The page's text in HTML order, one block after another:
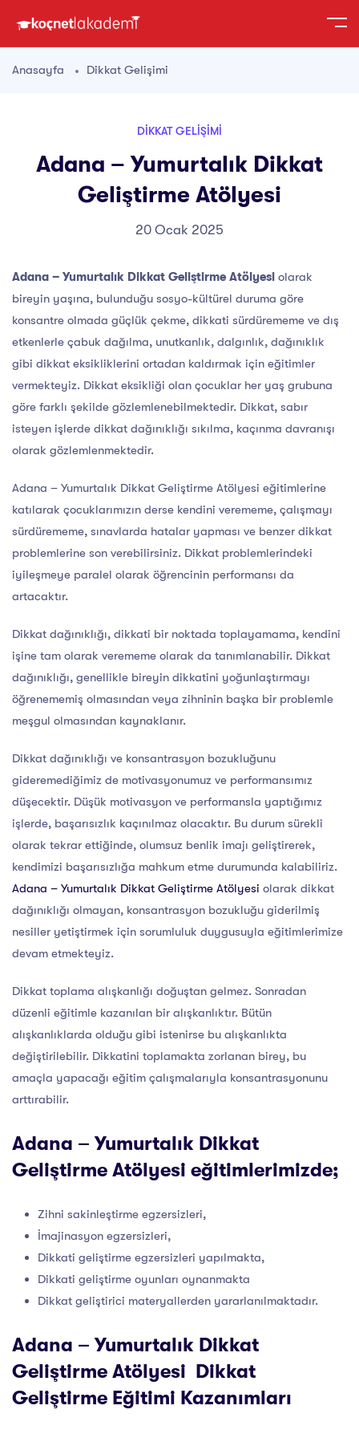
Anasayfa Dikkat Gelişimi
DIKKAT GELIŞIMI
Adana – Yumurtalık Dikkat
Geliştirme Atölyesi
20 Ocak 2025
Adana – Yumurtalık Dikkat Geliştirme Atölyesi olarak
bireyin yaşına, bulunduğu sosyo-kültürel duruma göre
konsantre olmada güçlük çekme, dikkati sürdürememe ve dış
etkenlerle çabuk dağılma, unutkanlık, dalgınlık, dağınıklık
gibi dikkat eksikliklerini ortadan kaldırmak için eğitimler
vermekteyiz. Dikkat eksikliği olan çocuklar her yaş grubuna
göre farklı şekilde gözlemlenebilmektedir. Dikkat, sabır
isteyen işlerde dikkat dağınıklığı sıkılma, kaçınma davranışı
olarak gözlemlenmektedir.
Adana – Yumurtalık Dikkat Geliştirme Atölyesi eğitimlerine
katılarak çocuklarımızın derse kendini verememe, çalışmayı
sürdürememe, sınavlarda hatalar yapması ve benzer dikkat
problemlerine son verebilirsiniz. Dikkat problemlerindeki
iyileşmeye paralel olarak öğrencinin performansı da
artacaktır.
Dikkat dağınıklığı, dikkati bir noktada toplayamama, kendini
işine tam olarak verememe olarak da tanımlanabilir. Dikkat
dağınıklığı, genellikle bireyin dikkatini yoğunlaştırmayı
öğrenememiş olmasından veya zihninin başka bir problemle
meşgul olmasından kaynaklanır.
Dikkat dağınıklığı ve konsantrasyon bozukluğunu
gideremediğimiz de motivasyonumuz ve performansımız
düşecektir. Düşük motivasyon ve performansla yaptığımız
işlerde, başarısızlık kaçınılmaz olacaktır. Bu durum sürekli
olarak tekrar ettiğinde, olumsuz benlik imajı geliştirerek,
kendimizi başarısızlığa mahkum etme durumunda kalabiliriz.
Adana – Yumurtalık Dikkat Geliştirme Atölyesi olarak dikkat
dağınıklığı olmayan, konsantrasyon bozukluğu giderilmiş
nesiller yetiştirmek için sorumluluk duygusuyla eğitimlerimize
devam etmekteyiz.
Dikkat toplama alışkanlığı doğuştan gelmez. Sonradan
düzenli eğitimle kazanılan bir alışkanlıktır. Bütün
alışkanlıklarda olduğu gibi istenirse bu alışkanlıkta
değiştirilebilir. Dikkatini toplamakta zorlanan birey, bu
amaçla yapacağı eğitim çalışmalarıyla konsantrasyonunu
arttırabilir.
Adana – Yumurtalık Dikkat
Geliştirme Atölyesi eğitimlerimizde;
Zihni sakinleştirme egzersizleri,
İmajinasyon egzersizleri,
Dikkati geliştirme egzersizleri yapılmakta,
Dikkati geliştirme oyunları oynanmakta
Dikkat geliştirici materyallerden yararlanılmaktadır.
Adana – Yumurtalık Dikkat
Geliştirme Atölyesi Dikkat
Geliştirme Eğitimi Kazanımları